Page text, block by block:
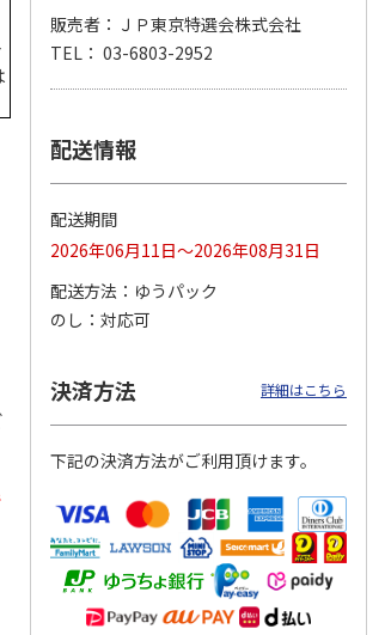
なこ
金澤小町 KMC-15Ｒ
4.8
（4）
2,380円
(送料・税込)
販売者：ＪＰ東京特選会株式会社
TEL： 03-6803-2952
配送情報
配送期間
2026年06月11日～2026年08月31日
配送方法
ゆうパック
のし
対応可
決済方法 詳細はこちら
下記の決済方法がご利用頂けます。